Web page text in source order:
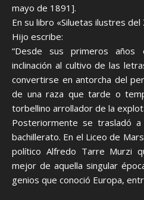
mayo de 1891].
En su libro «Siluetas ilustres
Hijo escribe:
“Desde sus primeros
inclinación al cultivo de las
convertirse en antorcha del
de una raza que tarde o
torbellino arrollador de la
Posteriormente se trasladó a
bachillerato. En el Liceo de
político Alfredo Tarre Murzi
mejor de aquella singular
genios que conoció Europa,